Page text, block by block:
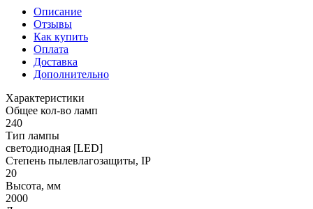
Описание
Отзывы
Как купить
Оплата
Доставка
Дополнительно
Характеристики
Общее кол-во ламп
240
Тип лампы
светодиодная [LED]
Степень пылевлагозащиты, IP
20
Высота, мм
2000